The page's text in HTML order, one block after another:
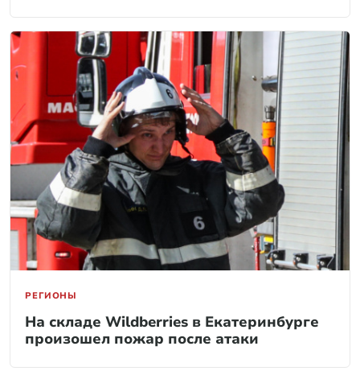
РЕГИОНЫ
На складе Wildberries в Екатеринбурге
произошел пожар после атаки